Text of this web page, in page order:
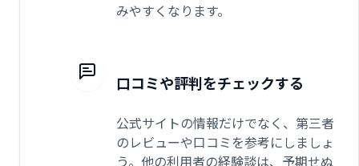
みやすくなります。
口コミや評判をチェックする
公式サイトの情報だけでなく、第三者
のレビューや口コミを参考にしましょ
う。他の利用者の経験談は、予期せぬ